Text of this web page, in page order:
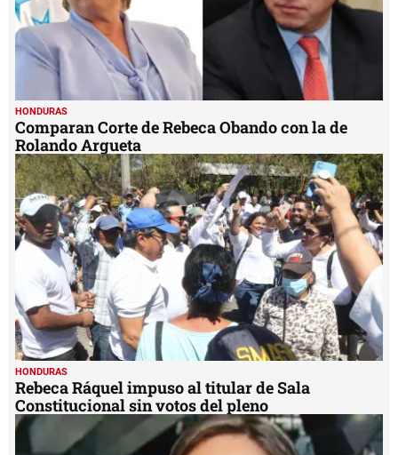
HONDURAS
Comparan Corte de Rebeca Obando con la de
Rolando Argueta
HONDURAS
Rebeca Ráquel impuso al titular de Sala
Constitucional sin votos del pleno